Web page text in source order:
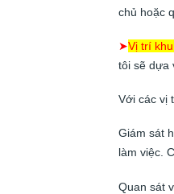
chủ hoặc
➤Vị trí
tôi sẽ dựa
Với các vị
Giám sát
làm việc.
Quan sát